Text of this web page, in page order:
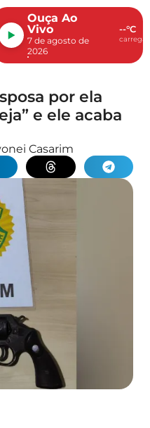
Ouça Ao
Vivo
7 de agosto de
2026
--°C
por ela
e ele acaba
Casarim